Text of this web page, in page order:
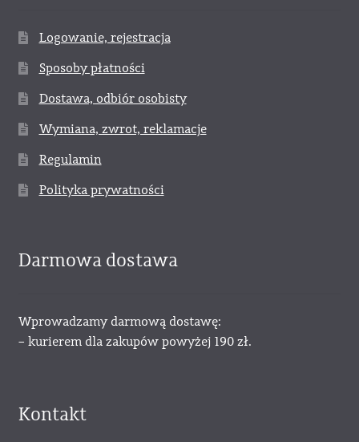
Logowanie, rejestracja
Sposoby płatności
Dostawa, odbiór osobisty
Wymiana, zwrot, reklamacje
Regulamin
Polityka prywatności
Darmowa dostawa
Wprowadzamy darmową dostawę:
– kurierem dla zakupów powyżej 190 zł.
Kontakt